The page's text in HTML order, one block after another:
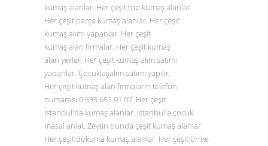
kumaş alanlar. Her çeşit top kumaş alanlar.
Her çeşit parça kumaş alanlar. Her çeşit
kumaş alımı yapanlar. Her çeşit
kumaş alan firmalar. Her çeşit kumaş
alan yerler. Her çeşit kumaş alım satımı
yapanlar. Çocuklaşalım satımı yapılır.
Her çeşit kumaş alan firmaların telefon
numarası.0 535 651 91 07. Her çeşit
İstanbul'da kumaş alanlar. İstanbul'a çocuk
masal anlat. Zeytin bunda çeşit kumaş alanlar.
Her çeşit dokuma kumaş alanlar. Her çeşit örme